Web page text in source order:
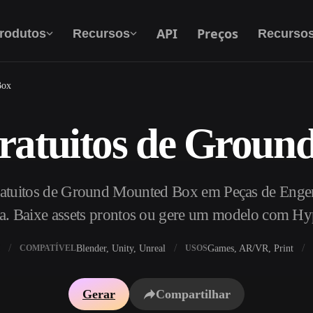
Recursos API Preços
Texto Para 3D
Do prompt de texto ao objeto 3D — na hora.
API
de trabalho.
Conversor de SVG para 3D
de
de Ground Mounted Box em Peças de
Baixe assets prontos ou gere um modelo com
COMPATÍVELBlender, Unity, Unreal USOSGames, AR/VR, Print
Gerar Compartilhar